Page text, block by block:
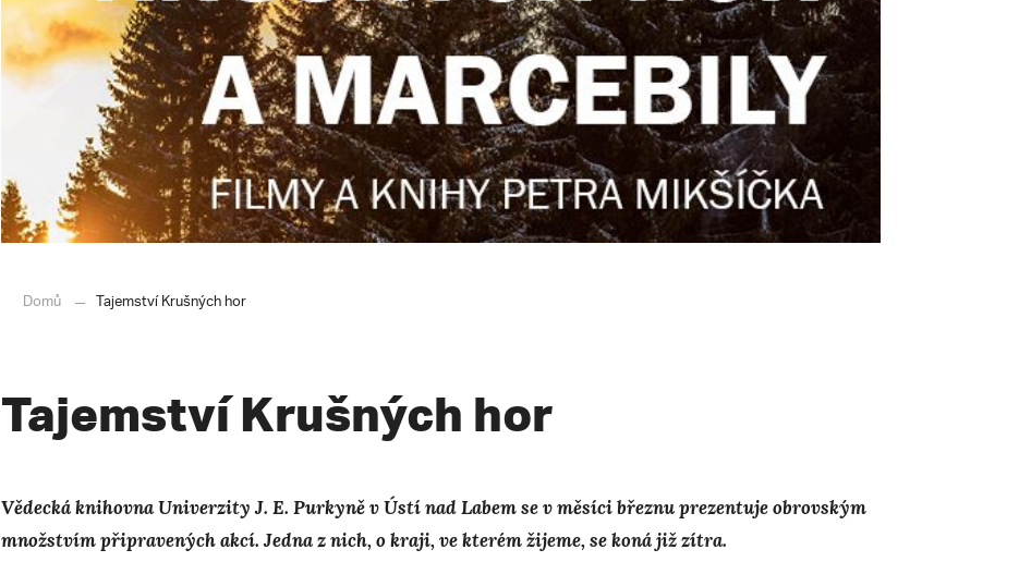
Domů Tajemství Krušných hor
Tajemství Krušných hor
Vědecká knihovna Univerzity J. E. Purkyně v Ústí nad Labem se v měsíci březnu prezentuje obrovským
množstvím připravených akcí. Jedna z nich, o kraji, ve kterém žijeme, se koná již zítra.